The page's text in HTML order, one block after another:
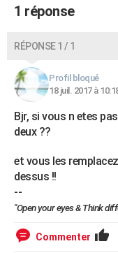
1 réponse
RÉPONSE 1 / 1
Profil bloqué
18 juil. 2017 à
Bjr, si vous n etes
deux ??
et vous les
dessus !!
--
"Open your eyes & Think
Commenter